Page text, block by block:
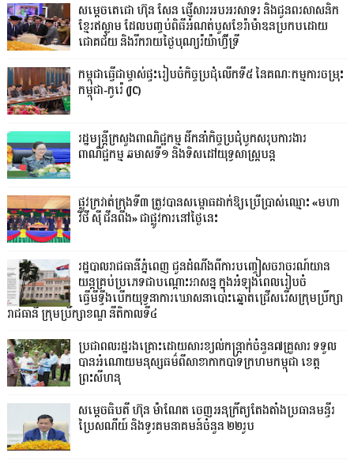
សម្ដេចតេជោ ហ៊ុន សែន ផ្ញើសារអបអរសាទរ និងជូនពរសាសនិក
ខ្មែរឥស្លាម ដែលបញ្ចប់ពិធីអំណត់បួសខែរ៉ាម៉ាឌនប្រកបដោយ
ជោគជ័យ និងរីករាយថ្ងៃបុណ្យរ៉យ៉ាហ៊្វីទ្រី
កម្ពុជាធ្វើជាម្ចាស់ផ្ទះរៀបចំកិច្ចប្រជុំលើកទី៥ នៃគណៈកម្មការចម្រុះ
កម្ពុជា-កូរ៉េ (JC)
រដ្ឋមន្ត្រីក្រសួងពាណិជ្ជកម្ម ដឹកនាំកិច្ចប្រជុំបូកសរុបការងារ
ពាណិជ្ជកម្ម ឆមាសទី១ និងទិសដៅយុទ្ធសាស្រ្តបន្ត
ផ្លូវក្រវាត់ក្រុងទី៣ ត្រូវបានសម្ពោធដាក់ឱ្យប្រើប្រាស់ឈ្មោះ «មហា
វិថី ស៊ី ជីនពីង» ជាផ្លូវការនៅថ្ងៃនេះ
រដ្ឋបាលរាជធានីភ្នំពេញ ជូនដំណឹងពីការបញ្ចៀសចរាចរណ៍យាន
យន្តគ្រប់ប្រភេទជាបណ្តោះអាសន្ន ក្នុងអំឡុងពេលរៀបចំ
ធ្វើមីទ្ទីងបើកយុទ្ធនាការឃោសនាបោះឆ្នោតជ្រើសរើសក្រុមប្រឹក្សា
រាជធានី ក្រុមប្រឹក្សាខណ្ឌ នីតិកាលទី៤
ប្រជាពលរដ្ឋរងគ្រោះដោយសារខ្យល់កន្ត្រាក់ចំនួន៧គ្រួសារ ទទួល
បានអំណោយមនុស្សធម៌ពីសាខាកាកបាទក្រហមកម្ពុជា ខេត្ត
ព្រះសីហនុ
សម្តេចធិបតី ហ៊ុន ម៉ាណែត ចេញអនុក្រឹត្យតែងតាំងប្រធានមន្ទីរ
ប្រៃសណីយ៍ និងទូរគមនាគមន៍ចំនួន ២២រូប